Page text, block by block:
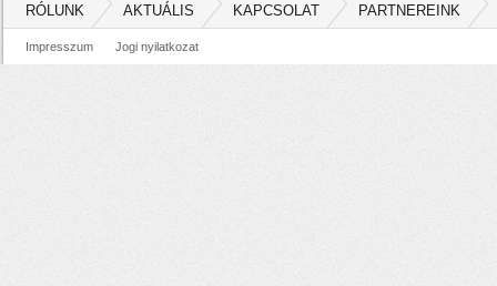
RÓLUNK AKTUÁLIS KAPCSOLAT PARTNEREINK
Impresszum Jogi nyilatkozat